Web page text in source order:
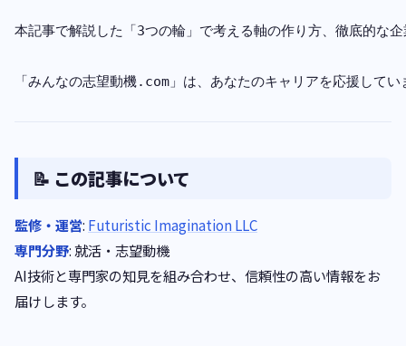
📝 この記事について
監修・運営: Futuristic Imagination LLC
専門分野: 就活・志望動機
AI技術と専門家の知見を組み合わせ、信頼性の高い情報をお
届けします。